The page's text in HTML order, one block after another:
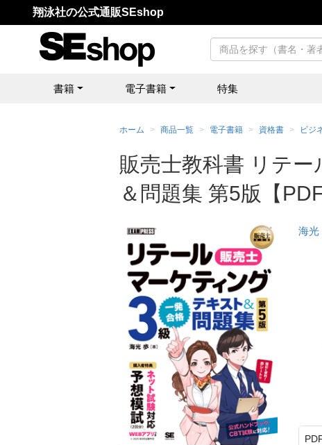
翔泳社の公式通販SEshop
書籍 電子書籍 特集
ホーム 商品一覧 電子書籍 資格書 ビジ
販売士教科書 リテ
＆問題集 第5版【PDF
海光